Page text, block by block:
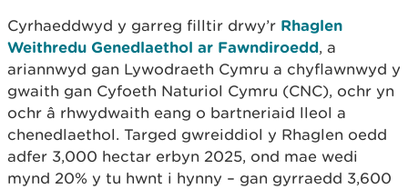
Cyrhaeddwyd y garreg filltir drwy’r Rhaglen
Weithredu Genedlaethol ar Fawndiroedd, a
ariannwyd gan Lywodraeth Cymru a chyflawnwyd y
gwaith gan Cyfoeth Naturiol Cymru (CNC), ochr yn
ochr â rhwydwaith eang o bartneriaid lleol a
chenedlaethol. Targed gwreiddiol y Rhaglen oedd
adfer 3,000 hectar erbyn 2025, ond mae wedi
mynd 20% y tu hwnt i hynny – gan gyrraedd 3,600